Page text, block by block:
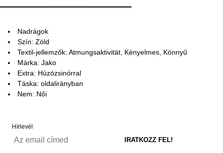
Nadrágok
Szín: Zöld
Textil-jellemzők: Atmungsaktivität, Kényelmes, Könnyű
Márka: Jako
Extra: Húzózsinórral
Táska: oldalirányban
Nem: Női
Hírlevél